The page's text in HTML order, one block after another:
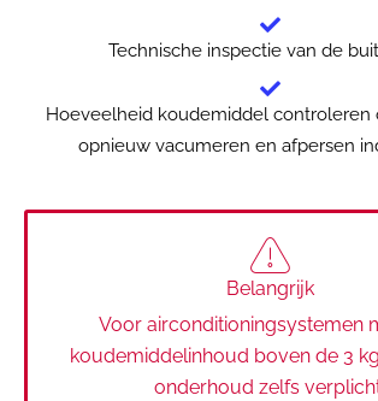
Technische inspectie van de
Hoeveelheid koudemiddel controleren
opnieuw vacumeren en afpersen
Belangrijk
Voor airconditioningsystemen
koudemiddelinhoud boven de 3
onderhoud zelfs